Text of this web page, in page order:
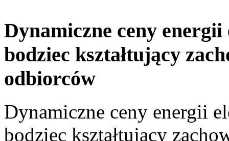
Dynamiczne ceny
bodziec kształtujący
odbiorców
Dynamiczne ceny energii
bodziec kształtujący